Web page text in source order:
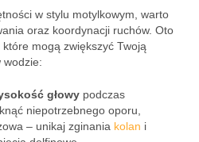
w stylu motylkowym, warto
oraz koordynacji ruchów. Oto
mogą zwiększyć Twoją
wodzie:
głowy podczas
niepotrzebnego oporu,
– unikaj zginania kolan i